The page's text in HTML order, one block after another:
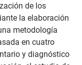
de los
la elaboración
metodología
en cuatro
y diagnóstico